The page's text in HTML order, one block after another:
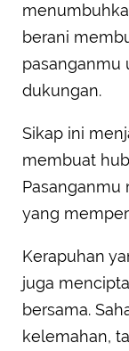
berani
pasanganmu
dukungan.
Sikap ini
membuat
Pasanganmu
yang
Kerapuhan
juga
bersama.
kelemahan,